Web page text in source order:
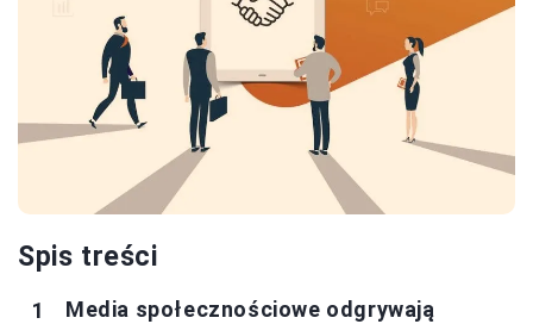
Spis treści
Media społecznościowe odgrywają